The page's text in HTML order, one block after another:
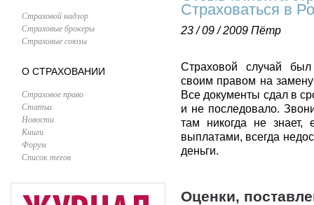
Страховой надзор
Страховые брокеры
Страховые союзы
О СТРАХОВАНИИ
Страховое право
Статьи
Новости
Книги
Форум
Список тегов
Страховаться в
23 / 09 / 2009 Пётр
Страховой случай был
своим правом на
Все документы сдал в
и не последовало.
там никогда не знает,
выплатами, всегда
деньги.
Оценки,